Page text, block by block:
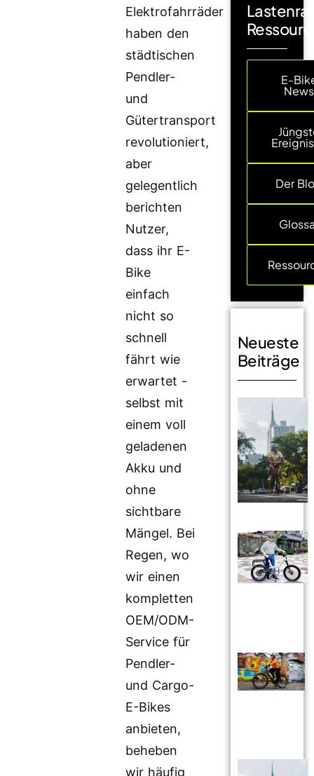
Elektrofahrräder
haben den
städtischen
Pendler-
und
Gütertransport
revolutioniert,
aber
gelegentlich
berichten
Nutzer,
dass ihr E-
Bike
einfach
nicht so
schnell
fährt wie
erwartet -
selbst mit
einem voll
geladenen
Akku und
ohne
sichtbare
Mängel. Bei
Regen, wo
wir einen
kompletten
OEM/ODM-
Service für
Pendler-
und Cargo-
E-Bikes
anbieten,
beheben
wir häufig
E-
News
Der
Neueste
Beiträge